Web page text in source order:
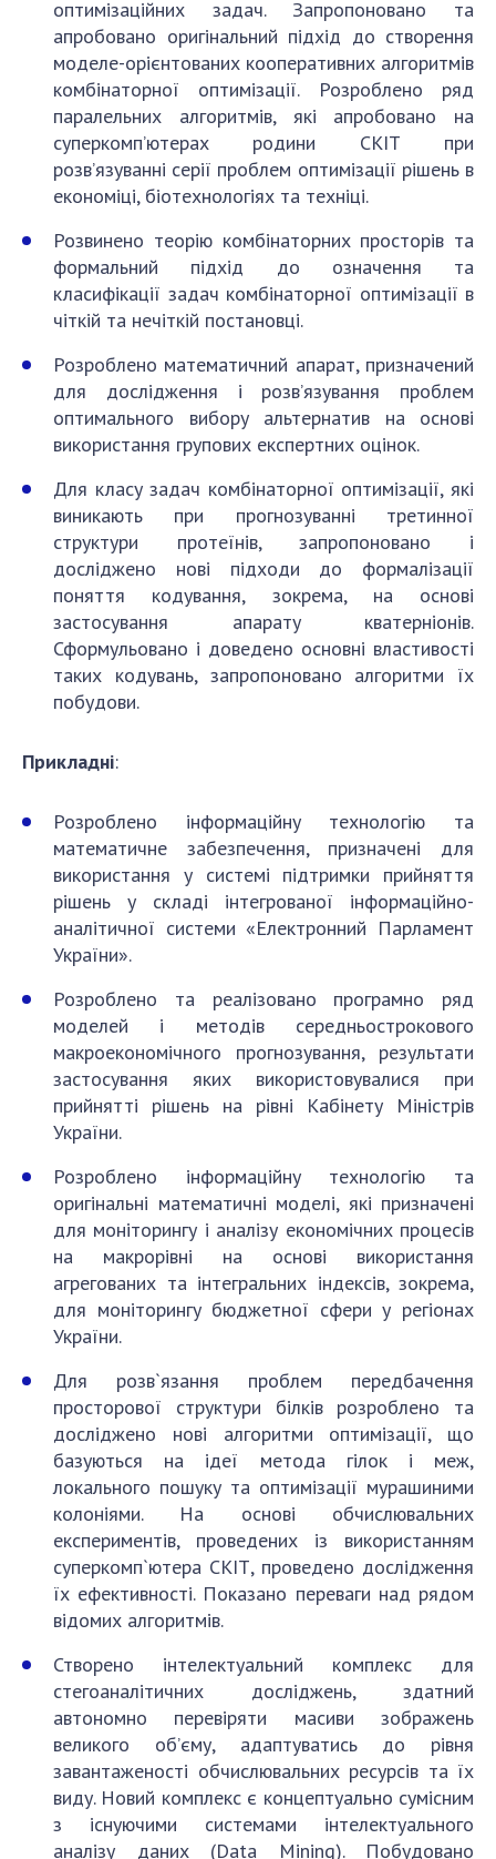
оптимізаційних задач. Запропоновано та
апробовано оригінальний підхід до створення
моделе-орієнтованих кооперативних алгоритмів
комбінаторної оптимізації. Розроблено ряд
паралельних алгоритмів, які апробовано на
суперкомп’ютерах родини СКІТ при
розв’язуванні серії проблем оптимізації рішень в
економіці, біотехнологіях та техніці.
Розвинено теорію комбінаторних просторів та
формальний підхід до означення та
класифікації задач комбінаторної оптимізації в
чіткій та нечіткій постановці.
Розроблено математичний апарат, призначений
для дослідження і розв’язування проблем
оптимального вибору альтернатив на основі
використання групових експертних оцінок.
Для класу задач комбінаторної оптимізації, які
виникають при прогнозуванні третинної
структури протеїнів, запропоновано і
досліджено нові підходи до формалізації
поняття кодування, зокрема, на основі
застосування апарату кватерніонів.
Сформульовано і доведено основні властивості
таких кодувань, запропоновано алгоритми їх
побудови.
Прикладні:
Розроблено інформаційну технологію та
математичне забезпечення, призначені для
використання у системі підтримки прийняття
рішень у складі інтегрованої інформаційно-
аналітичної системи «Електронний Парламент
України».
Розроблено та реалізовано програмно ряд
моделей і методів середньострокового
макроекономічного прогнозування, результати
застосування яких використовувалися при
прийнятті рішень на рівні Кабінету Міністрів
України.
Розроблено інформаційну технологію та
оригінальні математичні моделі, які призначені
для моніторингу і аналізу економічних процесів
на макрорівні на основі використання
агрегованих та інтегральних індексів, зокрема,
для моніторингу бюджетної сфери у регіонах
України.
Для розв`язання проблем передбачення
просторової структури білків розроблено та
досліджено нові алгоритми оптимізації, що
базуються на ідеї метода гілок і меж,
локального пошуку та оптимізації мурашиними
колоніями. На основі обчислювальних
експериментів, проведених із використанням
суперкомп`ютера СКІТ, проведено дослідження
їх ефективності. Показано переваги над рядом
відомих алгоритмів.
Створено інтелектуальний комплекс для
стегоаналітичних досліджень, здатний
автономно перевіряти масиви зображень
великого об’єму, адаптуватись до рівня
завантаженості обчислювальних ресурсів та їх
виду. Новий комплекс є концептуально сумісним
з існуючими системами інтелектуального
аналізу даних (Data Mining). Побудовано